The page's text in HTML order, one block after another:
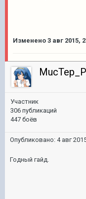
Изменено 3 авг 2015,
Участник
306 публикаций
447 боёв
Опубликовано: 4 авг
Годный гайд.